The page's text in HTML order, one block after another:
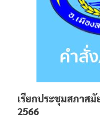
เรียกประชุมสภาส
2566